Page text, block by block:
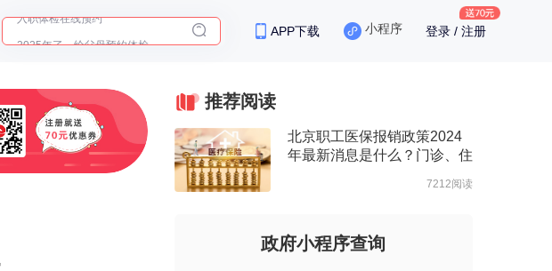
2025年了，给父母预约体检
APP下载 小程序 登录 / 注册
推荐阅读
北京职工医保报销政策2024
年最新消息是什么？门诊、住
7212阅读
政府小程序查询